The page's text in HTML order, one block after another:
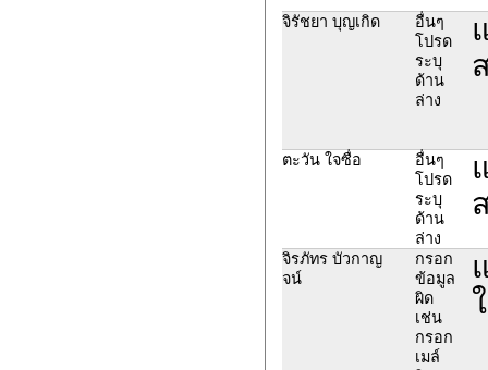
จิรัชยา บุญเกิด
อื่นๆ
โปรด
ระบุ
ด้าน
ล่าง
ตะวัน ใจซื่อ
อื่นๆ
โปรด
ระบุ
ด้าน
ล่าง
จิรภัทร บัวกาญ
จน์
กรอก
ข้อมูล
ผิด
เช่น
กรอก
เมล์